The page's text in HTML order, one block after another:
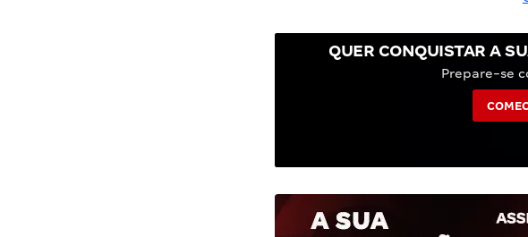
QUER CONQUISTAR A
Prepare-se